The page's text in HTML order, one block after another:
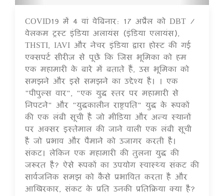
14 Jul 2020
COVID19 में 4 वां वेबिनार: 17 अप्रैल को DBT /
वेलकम ट्रस्ट इंडिया अलायंस (इंडिया एलायंस),
THSTI, IAVI और नेचर इंडिया द्वारा होस्ट की गई
एक्सपर्ट सीरीज़ से पूछें कि जिस भूमिका को हम
एक महामारी के बारे में बताते हैं, उस भूमिका को
समझने और इसे समझने का उद्देश्य है। । एक
"पीपुल्स वार", "एक युद्ध स्तर पर महामारी से
निपटने" और "युद्धकालीन राष्ट्रपति" युद्ध के रूपकों
की एक लंबी सूची है जो मीडिया और अन्य स्थानों
पर अक्सर इस्तेमाल की जाने वाली एक लंबी सूची
है जो प्रभाव और पैमाने को उजागर करती है।
संकट। लेकिन एक महामारी की तुलना युद्ध की
जरूरत है? ऐसे रूपकों का उपयोग स्वास्थ्य संकट की
सार्वजनिक समझ को कैसे प्रभावित करता है और
आखिरकार, संकट के प्रति उनकी प्रतिक्रिया क्या है?